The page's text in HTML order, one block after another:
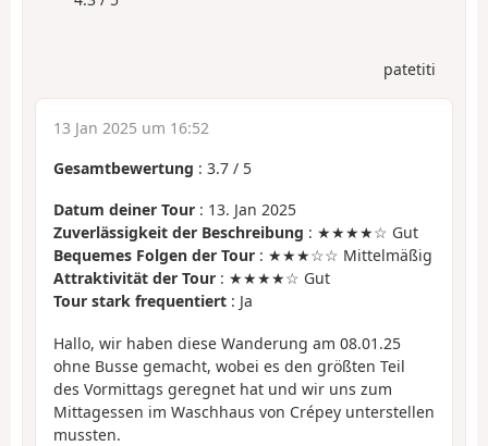
patetiti
13 Jan 2025 um 16:52
Gesamtbewertung : 3.7 / 5
Datum deiner Tour : 13. Jan 2025
Zuverlässigkeit der Beschreibung : ★★★★☆ Gut
Bequemes Folgen der Tour : ★★★☆☆ Mittelmäßig
Attraktivität der Tour : ★★★★☆ Gut
Tour stark frequentiert : Ja
Hallo, wir haben diese Wanderung am 08.01.25
ohne Busse gemacht, wobei es den größten Teil
des Vormittags geregnet hat und wir uns zum
Mittagessen im Waschhaus von Crépey unterstellen
mussten.